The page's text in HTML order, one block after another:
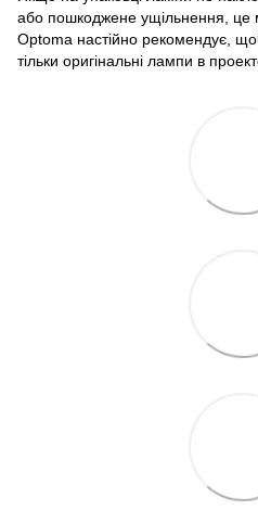
або пошкоджене ущільнення, це
Optoma настійно рекомендує,
тільки оригінальні лампи в